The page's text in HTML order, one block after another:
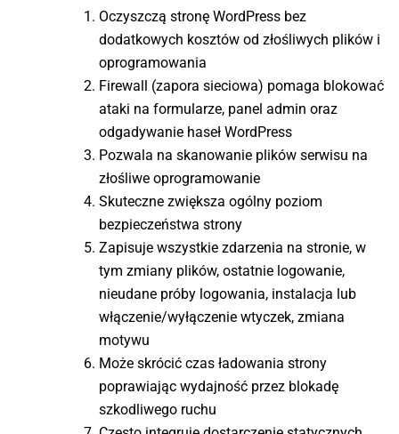
Oczyszczą stronę WordPress bez
dodatkowych kosztów od złośliwych plików i
oprogramowania
Firewall (zapora sieciowa) pomaga blokować
ataki na formularze, panel admin oraz
odgadywanie haseł WordPress
Pozwala na skanowanie plików serwisu na
złośliwe oprogramowanie
Skuteczne zwiększa ogólny poziom
bezpieczeństwa strony
Zapisuje wszystkie zdarzenia na stronie, w
tym zmiany plików, ostatnie logowanie,
nieudane próby logowania, instalacja lub
włączenie/wyłączenie wtyczek, zmiana
motywu
Może skrócić czas ładowania strony
poprawiając wydajność przez blokadę
szkodliwego ruchu